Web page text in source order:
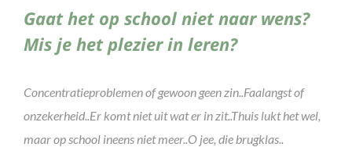
Gaat het op school niet naar wens?
Mis je het plezier in leren?
Concentratieproblemen of gewoon geen zin.. Faalangst of
onzekerheid.. Er komt niet uit wat er in zit.. Thuis lukt het wel,
maar op school ineens niet meer.. O jee, die brugklas..